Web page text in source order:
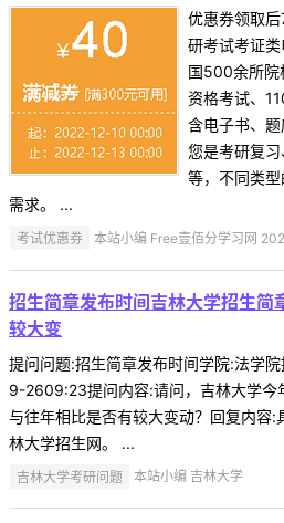
优惠券领取
研考试考证
国500余所院
资格考试、
含电子书、
您是考研复
等，不同类
需求。 ...
考试优惠券 本站小编 Free壹佰分学习网
招生简章发布时间吉林大学招生简
较大变
提问问题:招生简章发布时间学院:法学
9-2609:23提问内容:请问，吉林大学今
与往年相比是否有较大变动？回复内容:
林大学招生网。 ...
吉林大学考研问题 本站小编 吉林大学